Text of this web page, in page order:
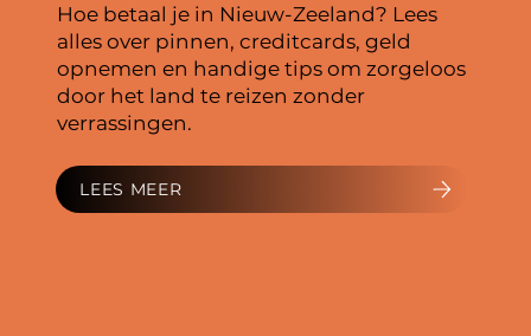
Hoe betaal je in Nieuw-Zeeland? Lees
alles over pinnen, creditcards, geld
opnemen en handige tips om zorgeloos
door het land te reizen zonder
verrassingen.
LEES MEER